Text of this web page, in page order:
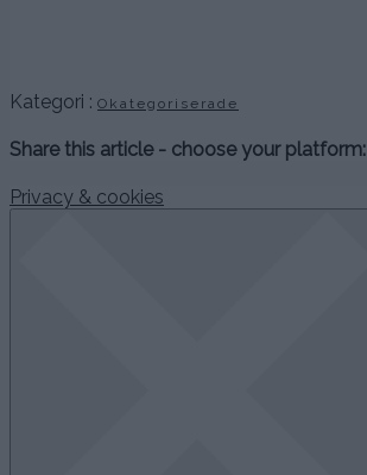
Kategori : Okategoriserade
Share this article - choose your platform:
Privacy & cookies